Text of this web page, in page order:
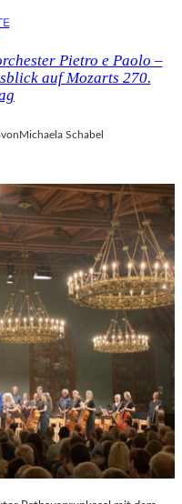
Pietro e Paolo –
auf Mozarts 270.
vonMichaela Schabel